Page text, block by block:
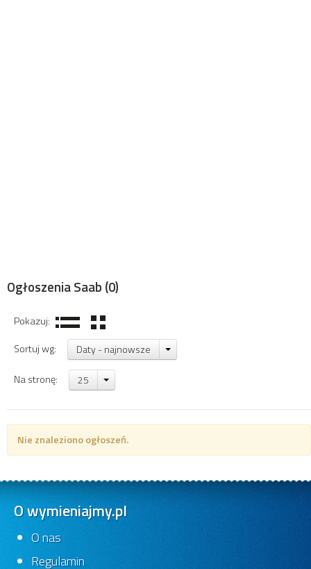
Ogłoszenia Saab (0)
Pokazuj:
Sortuj wg:
Daty - najnowsze
Na stronę: 25
Nie znaleziono ogłoszeń.
O wymieniajmy.pl
O nas
Regulamin